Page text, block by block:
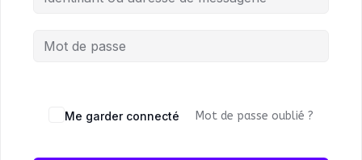
Me garder connecté Mot de passe oublié ?